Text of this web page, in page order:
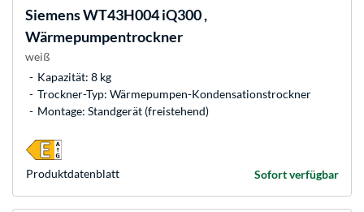
SiemensWT43H004 iQ300 ,
Wärmepumpentrockner
weiß
Kapazität: 8 kg
Trockner-Typ: Wärmepumpen-Kondensationstrockner
Montage: Standgerät (freistehend)
Sofort verfügbar
Produkt­datenblatt